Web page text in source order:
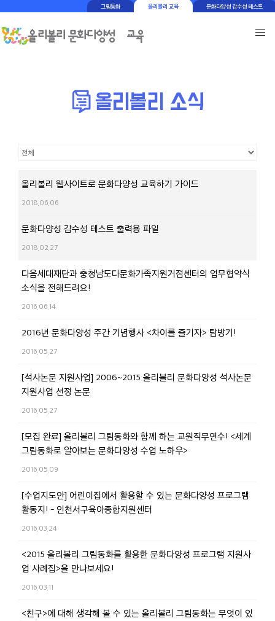
그림동화 올리볼리 교육 문화다양성 감수성 테스트
올리볼리 웹사이트로 문화다양성 교육하기 가이드
2018.06.06
문화다양성 감수성 테스트 출력용 파일
2018.02.27
다음세대재단과 충청남도다문화가족지원거점센터의 업무협약식
소식을 전해드려요!
2016.06.14
2016년 문화다양성 주간 기념행사 <차이를 즐기자> 탐방기!
2016.05.27
[석사논문 지원사업] 2006~2015 올리볼리 문화다양성 석사논문
지원사업 선정 논문
2016.05.27
[모집 완료] 올리볼리 그림동화와 함께 하는 교원직무연수! <세계
그림동화로 알아보는 문화다양성 수업 노하우>
2016.05.09
[수업지도안] 어린이집에서 활용할 수 있는 문화다양성 프로그램
활동지! - 인천서구육아종합지원센터
2016.03.24
<2015 올리볼리 그림동화를 활용한 문화다양성 프로그램 지원사
업 사례집>을 만나보세요!
2016.03.11
<친구>에 대해 생각해 볼 수 있는 올리볼리 그림동화는 무엇이 있